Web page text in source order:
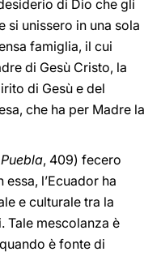
di Dio che gli
si unissero in una sola
famiglia, il cui
di Gesù Cristo, la
di Gesù e del
che ha per Madre la
Puebla, 409) fecero
essa, l’Ecuador ha
e culturale tra la
Tale mescolanza è
è fonte di